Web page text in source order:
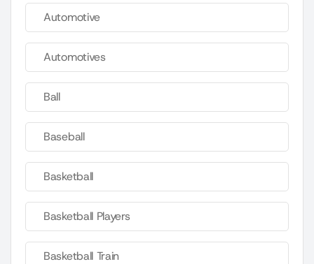
Automotive
Automotives
Ball
Baseball
Basketball
Basketball Players
Basketball Train